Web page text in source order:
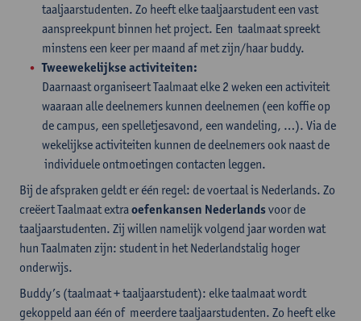
taaljaarstudenten. Zo heeft elke taaljaarstudent een vast
aanspreekpunt binnen het project. Een taalmaat spreekt
minstens een keer per maand af met zijn/haar buddy.
Tweewekelijkse activiteiten:
Daarnaast organiseert Taalmaat elke 2 weken een activiteit
waaraan alle deelnemers kunnen deelnemen (een koffie op
de campus, een spelletjesavond, een wandeling, …). Via de
wekelijkse activiteiten kunnen de deelnemers ook naast de
individuele ontmoetingen contacten leggen.
Bij de afspraken geldt er één regel: de voertaal is Nederlands. Zo
creëert Taalmaat extraoefenkansen Nederlandsvoor de
taaljaarstudenten. Zij willen namelijk volgend jaar worden wat
hun Taalmaten zijn: student in het Nederlandstalig hoger
onderwijs.
Buddy’s (taalmaat + taaljaarstudent): elke taalmaat wordt
gekoppeld aan één of meerdere taaljaarstudenten. Zo heeft elke